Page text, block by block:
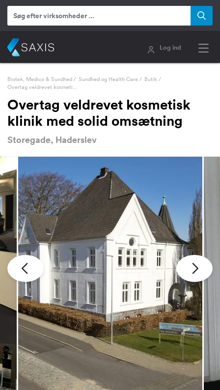
Log ind
Biotek, Medico & Sundhed/ Sundhed og Health Care/ Butik /
Overtag veldrevet kosmeti...
Overtag veldrevet kosmetisk
klinik med solid omsætning
Storegade, Haderslev